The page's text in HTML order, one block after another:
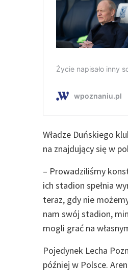
Władze Duńskiego
na znajdujący się w
– Prowadziliśmy
ich stadion spełnia
teraz, gdy nie
nam swój stadion,
mogli grać na
Pojedynek Lecha
później w Polsce.